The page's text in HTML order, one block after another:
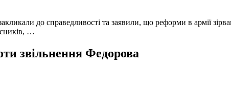
до справедливості та заявили, що реформи в армії
…
звільнення Федорова